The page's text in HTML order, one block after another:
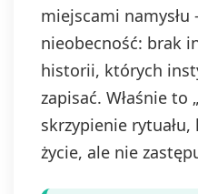
miejscami namysłu
nieobecność: brak
historii, których
zapisać. Właśnie to
skrzypienie
życie, ale nie